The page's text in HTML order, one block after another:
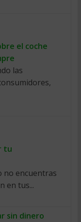
el coche
las
tu
no encuentras
en tus...
sin dinero